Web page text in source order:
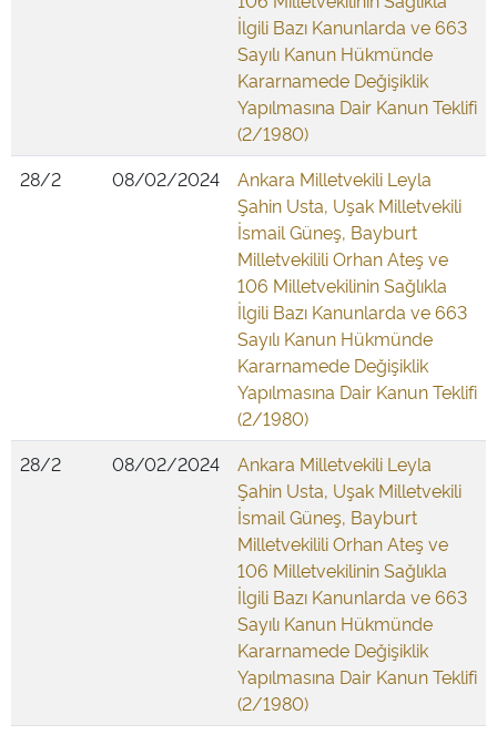
İlgili Bazı Kanunlarda ve 663
Sayılı Kanun Hükmünde
Kararnamede Değişiklik
Yapılmasına Dair Kanun Teklifi
(2/1980)
28/2
08/02/2024
Ankara Milletvekili Leyla
Şahin Usta, Uşak Milletvekili
İsmail Güneş, Bayburt
Milletvekilili Orhan Ateş ve
106 Milletvekilinin Sağlıkla
İlgili Bazı Kanunlarda ve 663
Sayılı Kanun Hükmünde
Kararnamede Değişiklik
Yapılmasına Dair Kanun Teklifi
(2/1980)
28/2
08/02/2024
Ankara Milletvekili Leyla
Şahin Usta, Uşak Milletvekili
İsmail Güneş, Bayburt
Milletvekilili Orhan Ateş ve
106 Milletvekilinin Sağlıkla
İlgili Bazı Kanunlarda ve 663
Sayılı Kanun Hükmünde
Kararnamede Değişiklik
Yapılmasına Dair Kanun Teklifi
(2/1980)